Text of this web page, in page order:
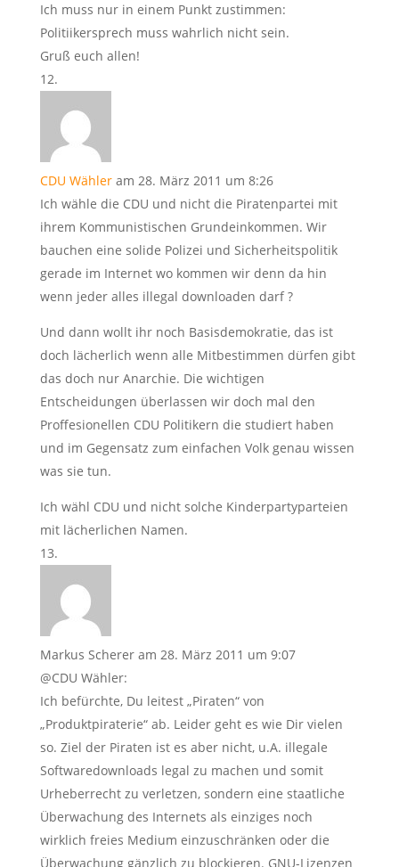
Ich muss nur in einem Punkt zustimmen:
Politiikersprech muss wahrlich nicht sein.
Gruß euch allen!
CDU Wähler am 28. März 2011 um 8:26
Ich wähle die CDU und nicht die Piratenpartei mit
ihrem Kommunistischen Grundeinkommen. Wir
bauchen eine solide Polizei und Sicherheitspolitik
gerade im Internet wo kommen wir denn da hin
wenn jeder alles illegal downloaden darf ?
Und dann wollt ihr noch Basisdemokratie, das ist
doch lächerlich wenn alle Mitbestimmen dürfen gibt
das doch nur Anarchie. Die wichtigen
Entscheidungen überlassen wir doch mal den
Proffesionellen CDU Politikern die studiert haben
und im Gegensatz zum einfachen Volk genau wissen
was sie tun.
Ich wähl CDU und nicht solche Kinderpartyparteien
mit lächerlichen Namen.
Markus Scherer am 28. März 2011 um 9:07
@CDU Wähler:
Ich befürchte, Du leitest „Piraten“ von
„Produktpiraterie“ ab. Leider geht es wie Dir vielen
so. Ziel der Piraten ist es aber nicht, u.A. illegale
Softwaredownloads legal zu machen und somit
Urheberrecht zu verletzen, sondern eine staatliche
Überwachung des Internets als einziges noch
wirklich freies Medium einzuschränken oder die
Überwachung gänzlich zu blockieren. GNU-Lizenzen